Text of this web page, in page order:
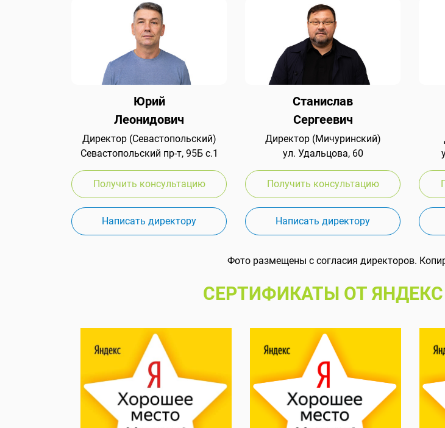
Юрий
Леонидович
Директор (Севастопольский)
Севастопольский пр-т, 95Б с.1
Получить консультацию
Написать директору
Станислав
Сергеевич
Директор (Мичуринский)
ул. Удальцова, 60
Получить консультацию
Написать директору
Фото размещены с согласия директоров.
СЕРТИФИКАТЫ ОТ